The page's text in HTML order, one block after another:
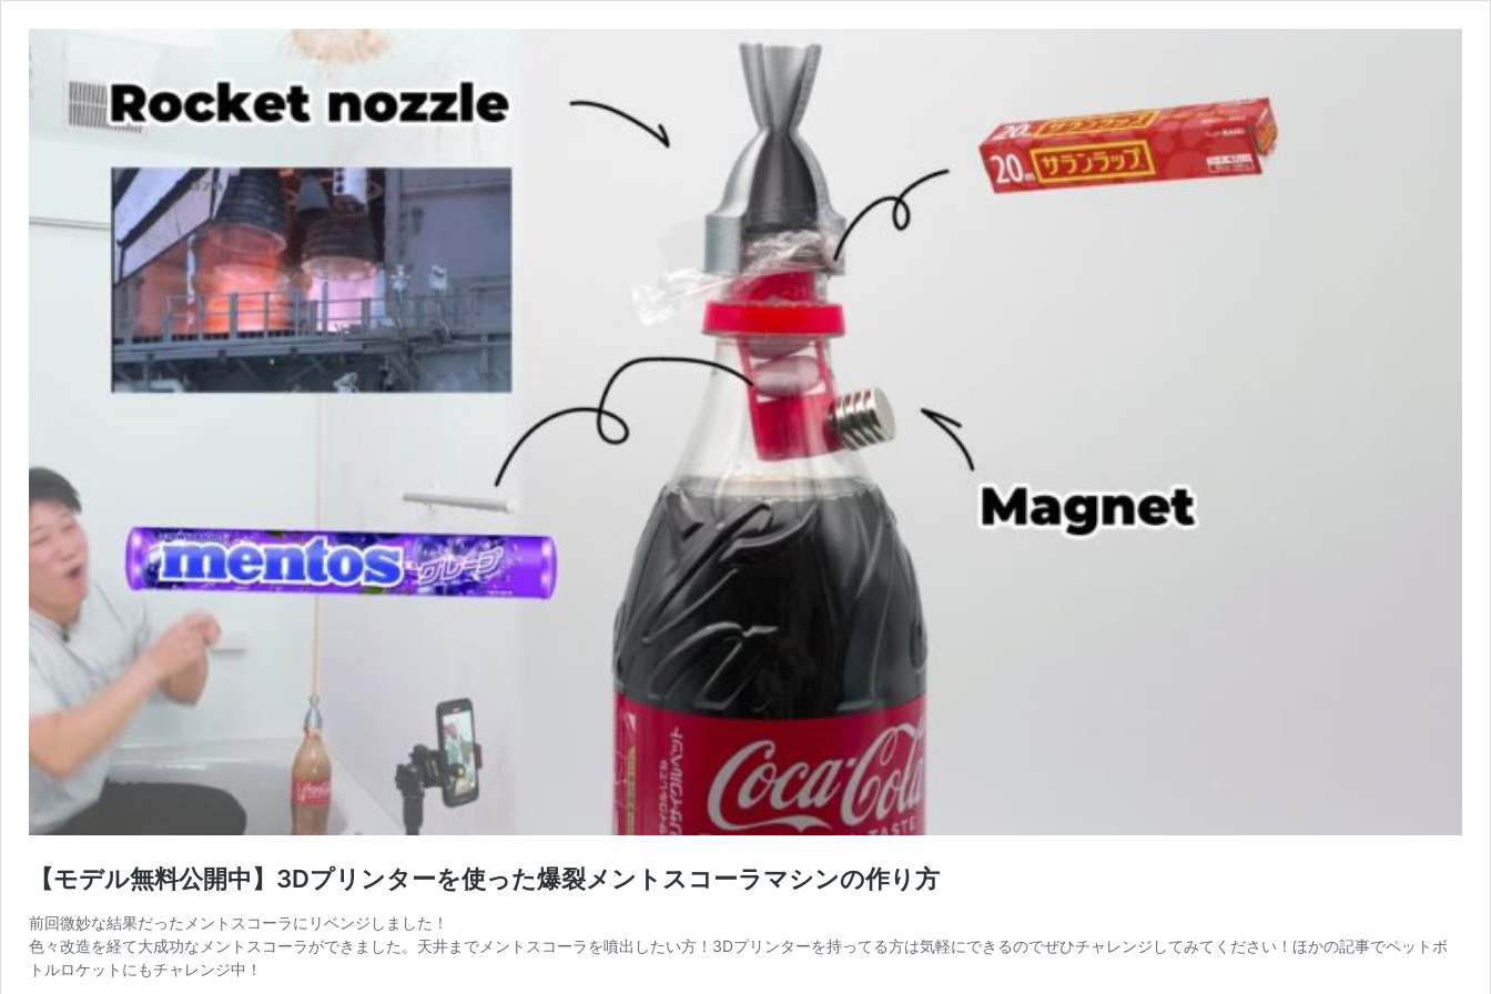
【モデル無料公開中】3Dプリンターを使った爆裂メントスコーラマシンの作り方
前回微妙な結果だったメントスコーラにリベンジしました！
色々改造を経て大成功なメントスコーラができました。天井までメントスコーラを噴出したい方！3Dプリンターを持ってる方は気軽にできるのでぜひチャレンジしてみてください！ほかの記事でペットボ
トルロケットにもチャレンジ中！